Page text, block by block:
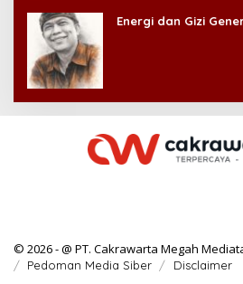
Energi dan Gizi
© 2026 - @ PT. Cakrawarta Megah
Pedoman Media Siber Disclaimer